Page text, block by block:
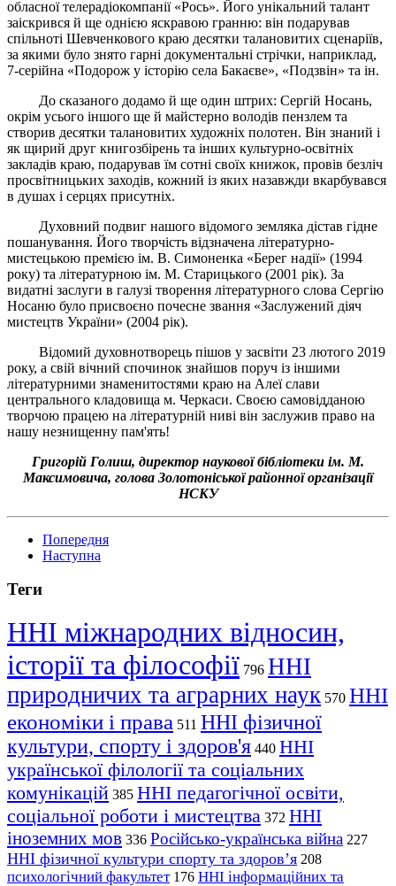
обласної телерадіокомпанії «Рось». Його унікальний талант
заіскрився й ще однією яскравою гранню: він подарував
спільноті Шевченкового краю десятки талановитих сценаріїв,
за якими було знято гарні документальні стрічки, наприклад,
7-серійна «Подорож у історію села Бакаєве», «Подзвін» та ін.
До сказаного додамо й ще один штрих: Сергій Носань,
окрім усього іншого ще й майстерно володів пензлем та
створив десятки талановитих художніх полотен. Він знаний і
як щирий друг книгозбірень та інших культурно-освітніх
закладів краю, подарував їм сотні своїх книжок, провів безліч
просвітницьких заходів, кожний із яких назавжди вкарбувався
в душах і серцях присутніх.
Духовний подвиг нашого відомого земляка дістав гідне
пошанування. Його творчість відзначена літературно-
мистецькою премією ім. В. Симоненка «Берег надії» (1994
року) та літературною ім. М. Старицького (2001 рік). За
видатні заслуги в галузі творення літературного слова Сергію
Носаню було присвоєно почесне звання «Заслужений діяч
мистецтв України» (2004 рік).
Відомий духовнотворець пішов у засвіти 23 лютого 2019
року, а свій вічний спочинок знайшов поруч із іншими
літературними знаменитостями краю на Алеї слави
центрального кладовища м. Черкаси. Своєю самовідданою
творчою працею на літературній ниві він заслужив право на
нашу незнищенну пам'ять!
Григорій Голиш, директор наукової бібліотеки ім. М.
Максимовича, голова Золотоніської районної організації
НСКУ
Попередня
Наступна
Теги
ННІ міжнародних відносин,
історії та філософії 796 ННІ
природничих та аграрних наук 570 ННІ
економіки і права 511 ННІ фізичної
культури, спорту і здоров'я 440 ННІ
української філології та соціальних
комунікацій 385 ННІ педагогічної освіти,
соціальної роботи і мистецтва 372 ННІ
іноземних мов 336 Російсько-українська війна 227
ННІ фізичної культури спорту та здоров’я 208
психологічний факультет 176 ННІ інформаційних та